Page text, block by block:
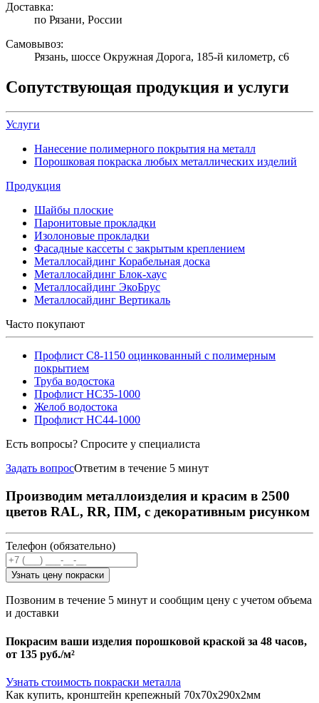
Доставка:
по Рязани, России
Самовывоз:
Рязань, шоссе Окружная Дорога, 185-й километр, с6
Сопутствующая продукция и услуги
Услуги
Нанесение полимерного покрытия на металл
Порошковая покраска любых металлических изделий
Продукция
Шайбы плоские
Паронитовые прокладки
Изолоновые прокладки
Фасадные кассеты с закрытым креплением
Металлосайдинг Корабельная доска
Металлосайдинг Блок-хаус
Металлосайдинг ЭкоБрус
Металлосайдинг Вертикаль
Часто покупают
Профлист С8-1150 оцинкованный с полимерным
покрытием
Труба водостока
Профлист НС35-1000
Желоб водостока
Профлист НС44-1000
Есть вопросы? Спросите у специалиста
Задать вопросОтветим в течение 5 минут
Производим металлоизделия и красим в 2500
цветов RAL, RR, ПМ, с декоративным рисунком
Телефон (обязательно)
Узнать цену покраски
Позвоним в течение 5 минут и сообщим цену с учетом объема
и доставки
Покрасим ваши изделия порошковой краской за 48 часов,
от 135 руб./м²
Узнать стоимость покраски металла
Как купить, кронштейн крепежный 70х70х290х2мм